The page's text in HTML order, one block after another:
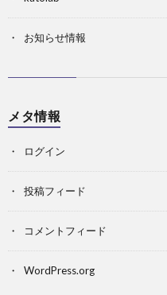
お知らせ情報
メタ情報
ログイン
投稿フィード
コメントフィード
WordPress.org